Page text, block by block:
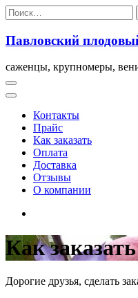
Перейти
к
содержимому
Найти:
Павловский
саженцы, крупномеры,
Контакты
Прайс
Как заказать
Оплата
Доставка
Отзывы
О компании
Как заказать
Дорогие друзья, сделать